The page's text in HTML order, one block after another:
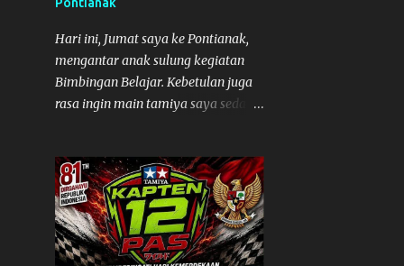
September
Agustus
1
April
2
Maret
1
Februari
2
pulang ke Mempawah saya
sempatkan lagi kesini. Saya belanja
beberapa part disini. Untuk Lokasi
Tempat:
Hari ini, Jumat saya ke Pontianak,
mengantar anak sulung kegiatan
Bimbingan Belajar. Kebetulan juga
rasa ingin main tamiya saya sedang
Mempawah . Daripada bengong dan
sambil nunggu anak pulang, saya
pikir enak kali ya main Tamiya di
Pontianak. Muzkha di Lokasi Agus
Tamiya